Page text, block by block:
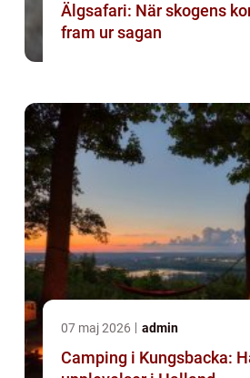
Älgsafari: När skogens
fram ur sagan
07 maj 2026 admin
Camping i Kungsbacka: